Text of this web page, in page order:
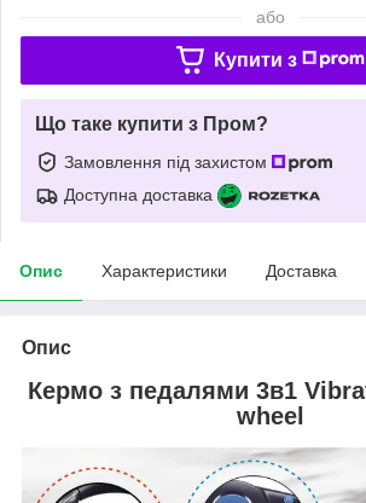
або
Купити з
Що таке купити з Пром?
Замовлення під захистом
Доступна доставка
Опис Характеристики Доставка
Опис
Кермо з педалями 3в1
wheel